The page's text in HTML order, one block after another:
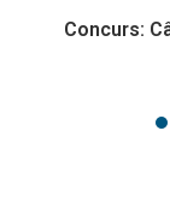
Concurs: